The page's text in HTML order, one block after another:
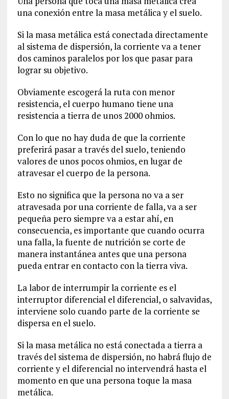
una conexión entre la masa metálica y el suelo.
Si la masa metálica está conectada directamente
al sistema de dispersión, la corriente va a tener
dos caminos paralelos por los que pasar para
lograr su objetivo.
Obviamente escogerá la ruta con menor
resistencia, el cuerpo humano tiene una
resistencia a tierra de unos 2000 ohmios.
Con lo que no hay duda de que la corriente
preferirá pasar a través del suelo, teniendo
valores de unos pocos ohmios, en lugar de
atravesar el cuerpo de la persona.
Esto no significa que la persona no va a ser
atravesada por una corriente de falla, va a ser
pequeña pero siempre va a estar ahí, en
consecuencia, es importante que cuando ocurra
una falla, la fuente de nutrición se corte de
manera instantánea antes que una persona
pueda entrar en contacto con la tierra viva.
La labor de interrumpir la corriente es el
interruptor diferencial el diferencial, o salvavidas,
interviene solo cuando parte de la corriente se
dispersa en el suelo.
Si la masa metálica no está conectada a tierra a
través del sistema de dispersión, no habrá flujo de
corriente y el diferencial no intervendrá hasta el
momento en que una persona toque la masa
metálica.